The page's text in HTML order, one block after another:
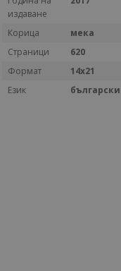
издаване
Корица
мека
Страници
620
Формат
14х21
Език
български